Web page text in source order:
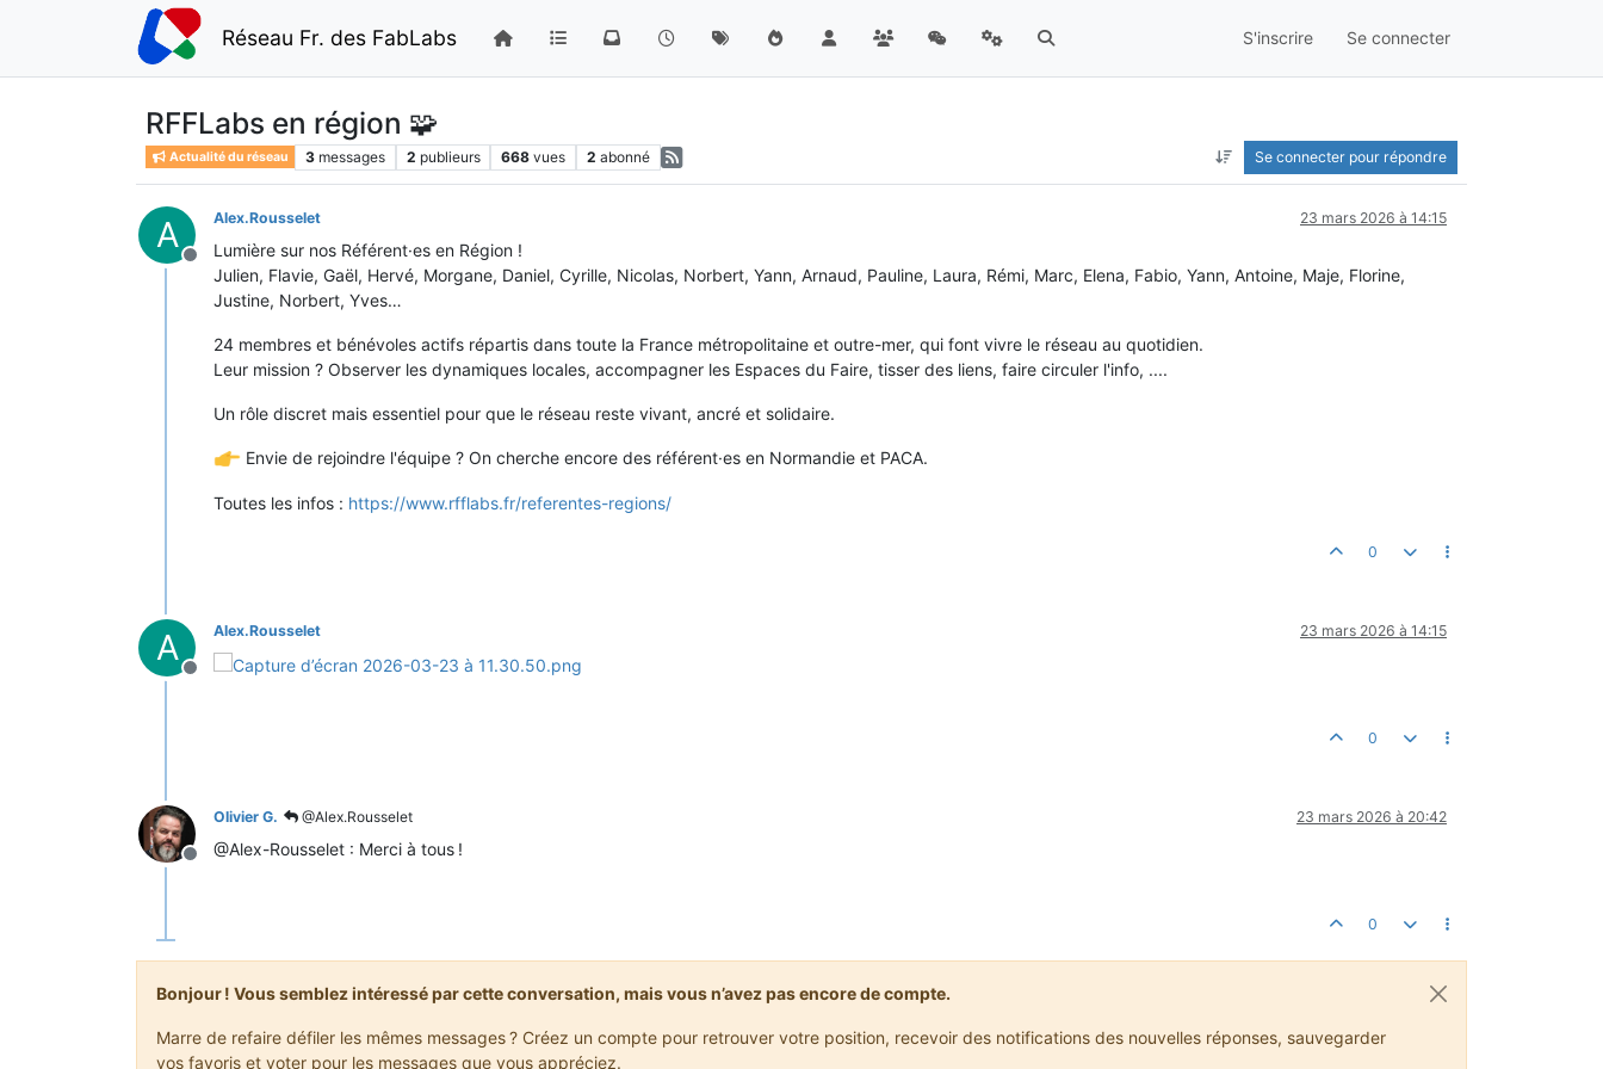
Réseau Fr. des FabLabs S'inscrire Se connecter
RFFLabs en région 🧩
Actualité du réseau 3 messages 2 publieurs 668 vues 2 abonné Se connecter pour répondre
A
Hors-ligne
Alex.Rousselet 23 mars 2026 à 14:15
Lumière sur nos Référent·es en Région !
Julien, Flavie, Gaël, Hervé, Morgane, Daniel, Cyrille, Nicolas, Norbert, Yann, Arnaud, Pauline, Laura, Rémi, Marc, Elena, Fabio, Yann, Antoine, Maje, Florine,
Justine, Norbert, Yves…
24 membres et bénévoles actifs répartis dans toute la France métropolitaine et outre-mer, qui font vivre le réseau au quotidien.
Leur mission ? Observer les dynamiques locales, accompagner les Espaces du Faire, tisser des liens, faire circuler l'info, ....
Un rôle discret mais essentiel pour que le réseau reste vivant, ancré et solidaire.
Envie de rejoindre l'équipe ? On cherche encore des référent·es en Normandie et PACA.
Toutes les infos : https://www.rfflabs.fr/referentes-regions/
0
A
Hors-ligne
Alex.Rousselet 23 mars 2026 à 14:15
0
Hors-ligne
Olivier G. @Alex.Rousselet 23 mars 2026 à 20:42
@Alex-Rousselet : Merci à tous !
0
Bonjour ! Vous semblez intéressé par cette conversation, mais vous n’avez pas encore de compte.
Marre de refaire défiler les mêmes messages ? Créez un compte pour retrouver votre position, recevoir des notifications des nouvelles réponses, sauvegarder
vos favoris et voter pour les messages que vous appréciez.